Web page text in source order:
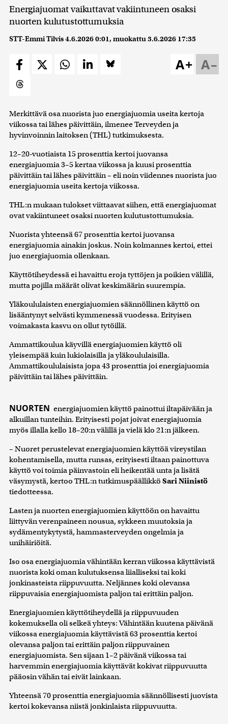
Energiajuomat vaikuttavat vakiintuneen osaksi
nuorten kulutustottumuksia
STT-Emmi Tilvis4.6.2026 0:01, muokattu3.6.2026 17:35
A–
A+
Merkittävä osa nuorista juo energiajuomia useita kertoja
viikossa tai lähes päivittäin, ilmenee Terveyden ja
hyvinvoinnin laitoksen (THL) tutkimuksesta.
12–20-vuotiaista 15 prosenttia kertoi juovansa
energiajuomia 3–5 kertaa viikossa ja kuusi prosenttia
päivittäin tai lähes päivittäin – eli noin viidennes nuorista juo
energiajuomia useita kertoja viikossa.
THL:n mukaan tulokset viittaavat siihen, että energiajuomat
ovat vakiintuneet osaksi nuorten kulutustottumuksia.
Nuorista yhteensä 67 prosenttia kertoi juovansa
energiajuomia ainakin joskus. Noin kolmannes kertoi, ettei
juo energiajuomia ollenkaan.
Käyttötiheydessä ei havaittu eroja tyttöjen ja poikien välillä,
mutta pojilla määrät olivat keskimäärin suurempia.
Yläkoululaisten energiajuomien säännöllinen käyttö on
lisääntynyt selvästi kymmenessä vuodessa. Erityisen
voimakasta kasvu on ollut tytöillä.
Ammattikoulua käyvillä energiajuomien käyttö oli
yleisempää kuin lukiolaisilla ja yläkoululaisilla.
Ammattikoululaisista jopa 43 prosenttia joi energiajuomia
päivittäin tai lähes päivittäin.
NUORTEN energiajuomien käyttö painottui iltapäivään ja
alkuillan tunteihin. Erityisesti pojat joivat energiajuomia
myös illalla kello 18–20:n välillä ja vielä klo 21:n jälkeen.
– Nuoret perustelevat energiajuomien käyttöä vireystilan
kohentamisella, mutta runsas, erityisesti iltaan painottuva
käyttö voi toimia päinvastoin eli heikentää unta ja lisätä
väsymystä, kertoo THL:n tutkimuspäällikkö Sari Niinistö
tiedotteessa.
Lasten ja nuorten energiajuomien käyttöön on havaittu
liittyvän verenpaineen nousua, sykkeen muutoksia ja
sydämentykytystä, hammasterveyden ongelmia ja
unihäiriöitä.
Iso osa energiajuomia vähintään kerran viikossa käyttävistä
nuorista koki oman kulutuksensa liialliseksi tai koki
jonkinasteista riippuvuutta. Neljännes koki olevansa
riippuvaisia energiajuomista paljon tai erittäin paljon.
Energiajuomien käyttötiheydellä ja riippuvuuden
kokemuksella oli selkeä yhteys: Vähintään kuutena päivänä
viikossa energiajuomia käyttävistä 63 prosenttia kertoi
olevansa paljon tai erittäin paljon riippuvainen
energiajuomista. Sen sijaan 1–2 päivänä viikossa tai
harvemmin energiajuomia käyttävät kokivat riippuvuutta
pääosin vähän tai eivät lainkaan.
Yhteensä 70 prosenttia energiajuomia säännöllisesti juovista
kertoi kokevansa niistä jonkinlaista riippuvuutta.